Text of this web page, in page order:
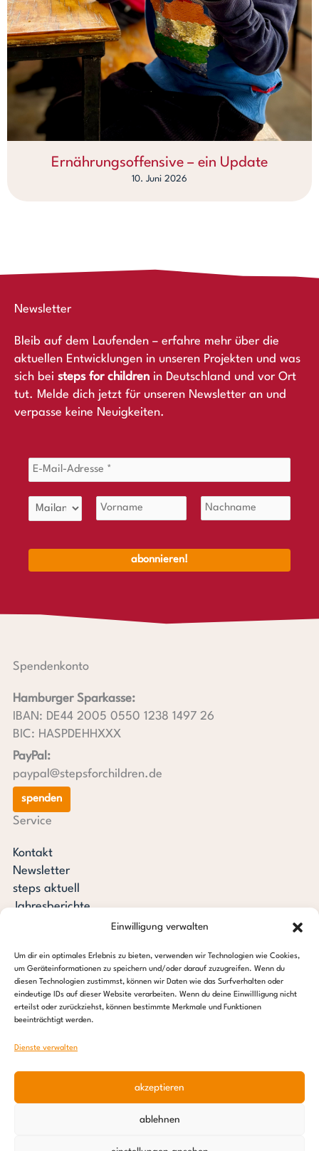
Einwilligung verwalten
Um dir ein optimales Erlebnis zu bieten, verwenden wir Technologien wie Cookies,
um Geräteinformationen zu speichern und/oder darauf zuzugreifen. Wenn du
diesen Technologien zustimmst, können wir Daten wie das Surfverhalten oder
eindeutige IDs auf dieser Website verarbeiten. Wenn du deine Einwillligung nicht
erteilst oder zurückziehst, können bestimmte Merkmale und Funktionen
beeinträchtigt werden.
Dienste verwalten
akzeptieren
ablehnen
Ernährungsoffensive – ein Update
10. Juni 2026
Newsletter
Bleib auf dem Laufenden – erfahre mehr über die
aktuellen Entwicklungen in unseren Projekten und was
sich bei steps for children in Deutschland und vor Ort
tut. Melde dich jetzt für unseren Newsletter an und
verpasse keine Neuigkeiten.
Spendenkonto
Hamburger Sparkasse:
IBAN: DE44 2005 0550 1238 1497 26
BIC: HASPDEHHXXX
PayPal:
paypal@stepsforchildren.de
spenden
Service
Kontakt
Newsletter
steps aktuell
Jahresberichte
Pressespiegel
Stiftung steps for children
c/o Regus Altona
22765 Hamburg
Tel: +49 (0) 40 389 027 – 88
E-Mail: info@stepsforchildren.de
Pinterest
Impressum Datenschutz